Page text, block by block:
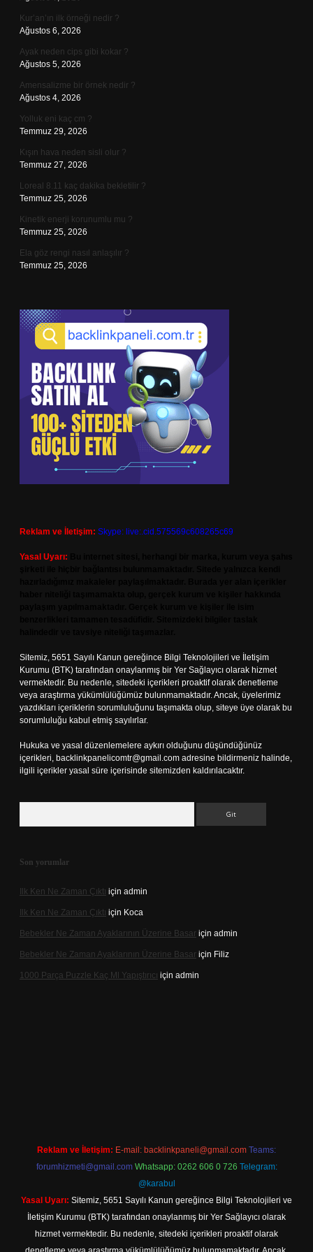
Kur’an’ın ilk örneği nedir ?
Ağustos 6, 2026
Ayak neden cips gibi kokar ?
Ağustos 5, 2026
Amensalizme bir örnek nedir ?
Ağustos 4, 2026
Yolluk eni kaç cm ?
Temmuz 29, 2026
Kışın hava neden sisli olur ?
Temmuz 27, 2026
Loreal 8.11 kaç dakika bekletilir ?
Temmuz 25, 2026
Kinetik enerji korunumlu mu ?
Temmuz 25, 2026
Ela göz rengi nasıl anlaşılır ?
Temmuz 25, 2026
Reklam ve İletişim: Skype: live:.cid.575569c608265c69
Yasal Uyarı:
Sitemiz, 5651 Sayılı Kanun gereğince Bilgi Teknolojileri ve İletişim
Kurumu (BTK) tarafından onaylanmış bir Yer Sağlayıcı olarak hizmet
vermektedir. Bu nedenle, sitedeki içerikleri proaktif olarak denetleme
veya araştırma yükümlülüğümüz bulunmamaktadır. Ancak, üyelerimiz
yazdıkları içeriklerin sorumluluğunu taşımakta olup, siteye üye olarak bu
sorumluluğu kabul etmiş sayılırlar.
Hukuka ve yasal düzenlemelere aykırı olduğunu düşündüğünüz
içerikleri, backlinkpanelicomtr@gmail.com adresine bildirmeniz halinde,
ilgili içerikler yasal süre içerisinde sitemizden kaldırılacaktır.
Son yorumlar
Ilk Ken Ne Zaman Çıktı için admin
Ilk Ken Ne Zaman Çıktı için Koca
Bebekler Ne Zaman Ayaklarının Üzerine Basar için admin
Bebekler Ne Zaman Ayaklarının Üzerine Basar için Filiz
1000 Parça Puzzle Kaç Ml Yapıştırıcı için admin
Reklam ve İletişim: E-mail: backlinkpaneli@gmail.com Teams:
forumhizmeti@gmail.com Whatsapp: 0262 606 0 726 Telegram:
@karabul
Yasal Uyarı: Sitemiz, 5651 Sayılı Kanun gereğince Bilgi Teknolojileri ve
İletişim Kurumu (BTK) tarafından onaylanmış bir Yer Sağlayıcı olarak
hizmet vermektedir. Bu nedenle, sitedeki içerikleri proaktif olarak